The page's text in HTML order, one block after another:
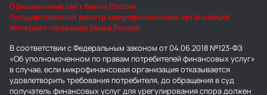
Официальный сайт Банка России
Государственный реестр микрофинансовых организаций
Интернет-приемная Банка России
В соответствии с Федеральным законом от 04.06.2018 №123-ФЗ
«Об уполномоченном по правам потребителей финансовых услуг»
в случае, если микрофинансовая организация отказывается
удовлетворить требования потребителя, до обращения в суд
получатель финансовых услуг для урегулирования спора должен